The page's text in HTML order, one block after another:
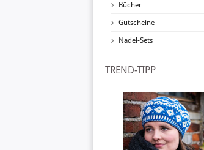
Bücher
Gutscheine
Nadel-Sets
TREND-TIPP